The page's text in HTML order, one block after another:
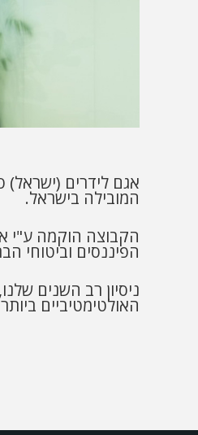
המובילה בישראל.
הפיננסים וביטוחי הבריאות
ניסיון רב השנים
האולטימטיביים